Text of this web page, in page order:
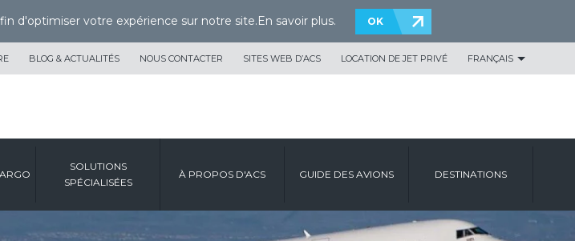
d'optimiser votre expérience sur notre site.En savoir plus. OK
BLOG & ACTUALITÉS NOUS CONTACTER SITES WEB D’ACS LOCATION DE JET PRIVÉ FRANÇAIS
SOLUTIONS
SPÉCIALISÉES
À PROPOS D'ACS GUIDE DES AVIONS DESTINATIONS